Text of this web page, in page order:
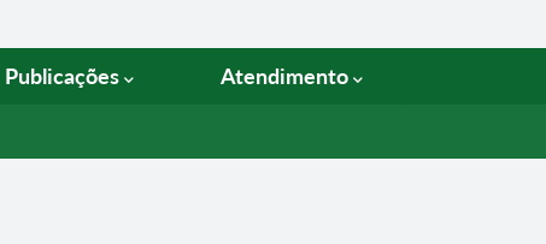
Publicações Atendimento